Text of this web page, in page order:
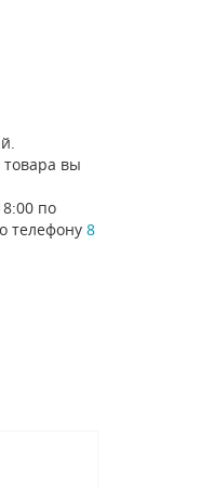
вы
по
телефону 8